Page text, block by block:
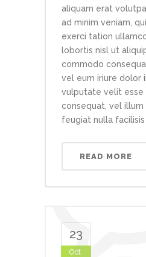
aliquam erat
ad minim veniam,
exerci tation
lobortis nisl ut
commodo
vel eum iriure dolor
vulputate velit esse
consequat, vel
feugiat nulla facilisis
READ MORE
23
Oct